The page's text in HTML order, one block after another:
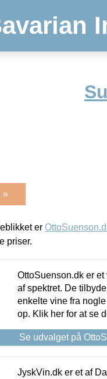
»
er
priser.
OttoSuenson.dk er
af spektret. De
enkelte vine fra
op. Klik her for at se
Se udvalget på
JyskVin.dk er et af